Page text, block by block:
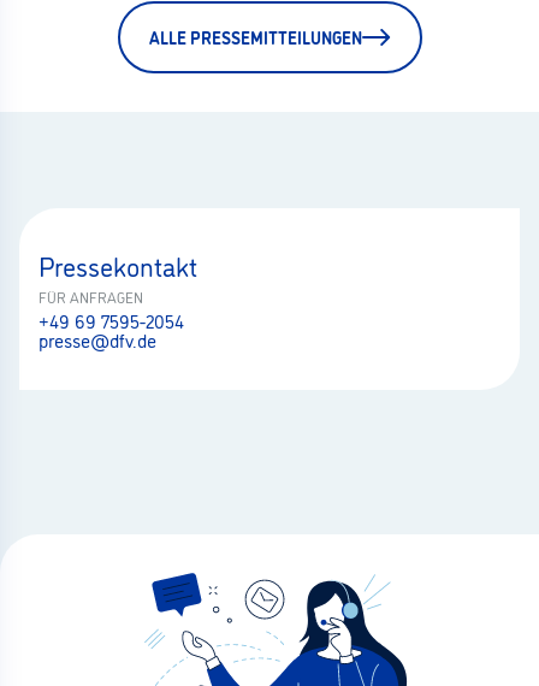
ALLE PRESSEMITTEILUNGEN
Pressekontakt
FÜR ANFRAGEN
+49 69 7595-2054
presse@dfv.de